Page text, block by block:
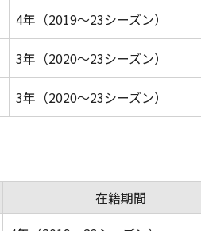
4年（2019〜23シーズン）
3年（2020〜23シーズン）
3年（2020〜23シーズン）
在籍期間